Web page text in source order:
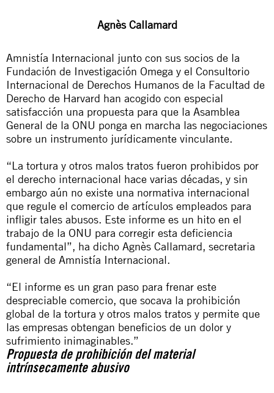
Agnès Callamard
Amnistía Internacional junto con sus socios de la
Fundación de Investigación Omega y el Consultorio
Internacional de Derechos Humanos de la Facultad de
Derecho de Harvard han acogido con especial
satisfacción una propuesta para que la Asamblea
General de la ONU ponga en marcha las negociaciones
sobre un instrumento jurídicamente vinculante.
“La tortura y otros malos tratos fueron prohibidos por
el derecho internacional hace varias décadas, y sin
embargo aún no existe una normativa internacional
que regule el comercio de artículos empleados para
infligir tales abusos. Este informe es un hito en el
trabajo de la ONU para corregir esta deficiencia
fundamental”, ha dicho Agnès Callamard, secretaria
general de Amnistía Internacional.
“El informe es un gran paso para frenar este
despreciable comercio, que socava la prohibición
global de la tortura y otros malos tratos y permite que
las empresas obtengan beneficios de un dolor y
sufrimiento inimaginables.”
Propuesta de prohibición del material
intrínsecamente abusivo